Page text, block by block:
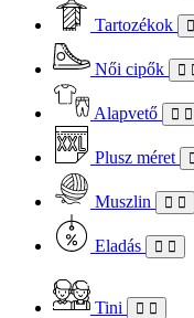
Tartozékok
Női cipők
Alapvető
Plusz méret
Muszlin
Eladás
Tini